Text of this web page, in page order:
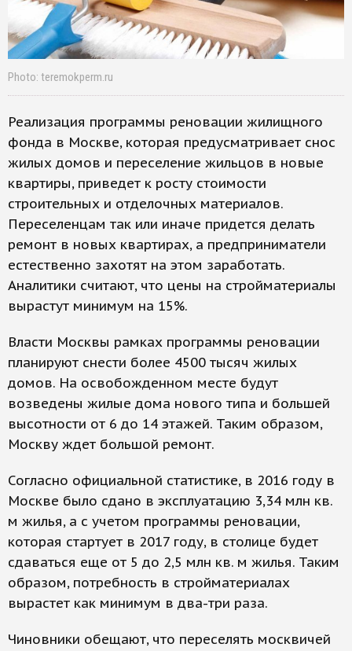
Photo: teremokperm.ru
Реализация программы реновации жилищного
фонда в Москве, которая предусматривает снос
жилых домов и переселение жильцов в новые
квартиры, приведет к росту стоимости
строительных и отделочных материалов.
Переселенцам так или иначе придется делать
ремонт в новых квартирах, а предприниматели
естественно захотят на этом заработать.
Аналитики считают, что цены на стройматериалы
вырастут минимум на 15%.
Власти Москвы рамках программы реновации
планируют снести более 4500 тысяч жилых
домов. На освобожденном месте будут
возведены жилые дома нового типа и большей
высотности от 6 до 14 этажей. Таким образом,
Москву ждет большой ремонт.
Согласно официальной статистике, в 2016 году в
Москве было сдано в эксплуатацию 3,34 млн кв.
м жилья, а с учетом программы реновации,
которая стартует в 2017 году, в столице будет
сдаваться еще от 5 до 2,5 млн кв. м жилья. Таким
образом, потребность в стройматериалах
вырастет как минимум в два-три раза.
Чиновники обещают, что переселять москвичей